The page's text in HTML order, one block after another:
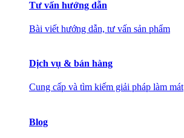
Tư vấn hướng dẫn
Bài viết hướng dẫn, tư vấn sản phẩm
Dịch vụ & bán hàng
Cung cấp và tìm kiếm giải pháp làm mát
Blog